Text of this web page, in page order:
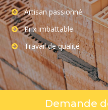
Artisan passionné
Prix imbattable
Travail de qualité
Demande